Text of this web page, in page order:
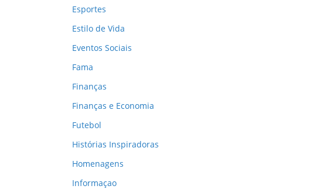
Esportes
Estilo de Vida
Eventos Sociais
Fama
Finanças
Finanças e Economia
Futebol
Histórias Inspiradoras
Homenagens
Informaçao